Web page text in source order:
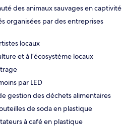
des animaux sauvages en captivité
organisées par des entreprises
locaux
et à l’écosystème locaux
par LED
gestion des déchets alimentaires
de soda en plastique
à café en plastique